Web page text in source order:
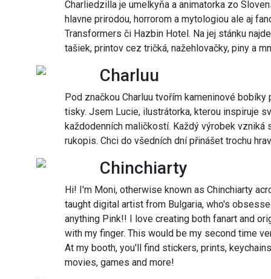
Charliedzilla je umelkyňa a animatorka zo
hlavne prirodou, horrorom a mytologiou ale aj
Transformers či Hazbin Hotel. Na jej stánku
tašiek, printov cez tričká, nažehlovačky, piny a
Charluu
Pod značkou Charluu tvořím kameninové
tisky. Jsem Lucie, ilustrátorka, kterou inspiruje
každodenních maličkostí. Každý výrobek vzniká
rukopis. Chci do všedních dní přinášet trochu
Chinchiarty
Hi! I'm Moni, otherwise known as Chinchiarty
taught digital artist from Bulgaria, who's
anything Pink!! I love creating both fanart and
with my finger. This would be my second time
At my booth, you'll find stickers, prints,
movies, games and more!